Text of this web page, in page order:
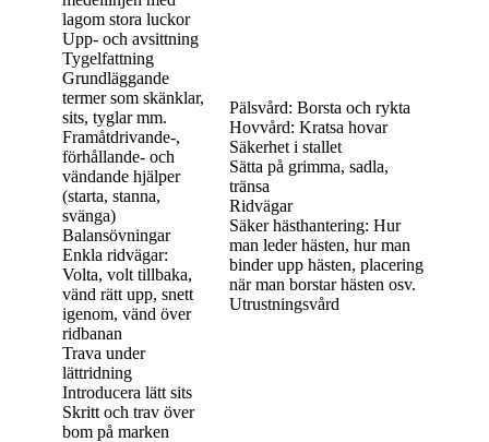
lagom stora luckor
Upp- och avsittning
Tygelfattning
Grundläggande
termer som skänklar,
sits, tyglar mm.
Framåtdrivande-,
förhållande- och
vändande hjälper
(starta, stanna,
svänga)
Balansövningar
Enkla ridvägar:
Volta, volt tillbaka,
vänd rätt upp, snett
igenom, vänd över
ridbanan
Trava under
lättridning
Introducera lätt sits
Skritt och trav över
bom på marken
Pälsvård: Borsta och rykta
Hovvård: Kratsa hovar
Säkerhet i stallet
Sätta på grimma, sadla,
tränsa
Ridvägar
Säker hästhantering: Hur
man leder hästen, hur man
binder upp hästen, placering
när man borstar hästen osv.
Utrustningsvård